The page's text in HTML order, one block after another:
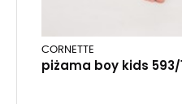
CORNETTE
piżama boy kids